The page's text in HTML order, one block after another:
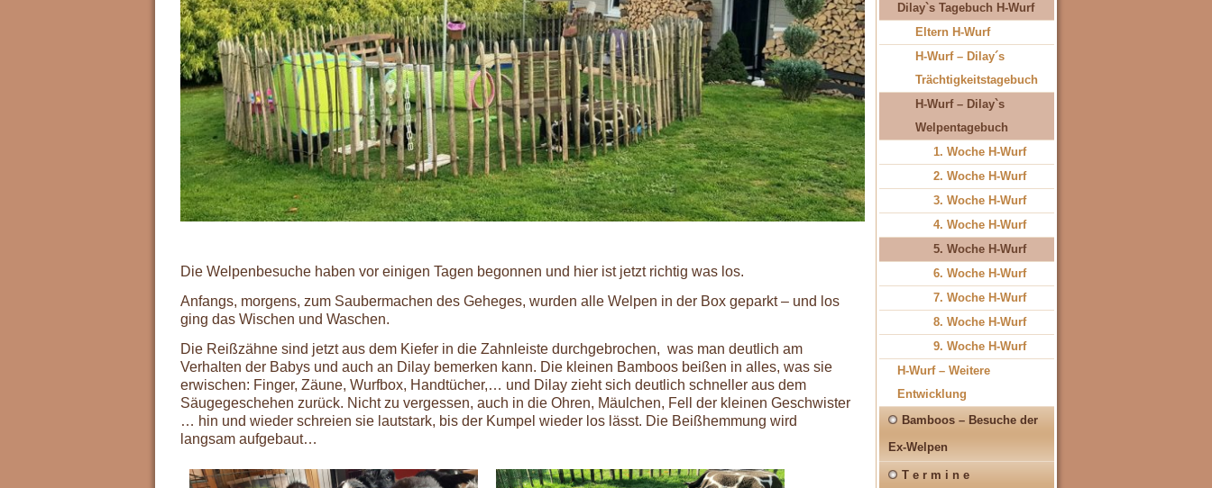
Die Welpenbesuche haben vor einigen Tagen begonnen und hier ist jetzt richtig was los.
Anfangs, morgens, zum Saubermachen des Geheges, wurden alle Welpen in der Box geparkt – und los
ging das Wischen und Waschen.
Die Reißzähne sind jetzt aus dem Kiefer in die Zahnleiste durchgebrochen, was man deutlich am
Verhalten der Babys und auch an Dilay bemerken kann. Die kleinen Bamboos beißen in alles, was sie
erwischen: Finger, Zäune, Wurfbox, Handtücher,… und Dilay zieht sich deutlich schneller aus dem
Säugegeschehen zurück. Nicht zu vergessen, auch in die Ohren, Mäulchen, Fell der kleinen Geschwister
… hin und wieder schreien sie lautstark, bis der Kumpel wieder los lässt. Die Beißhemmung wird
langsam aufgebaut…
Dilay`s Tagebuch H-Wurf
Eltern H-Wurf
H-Wurf – Dilay´s
Trächtigkeitstagebuch
H-Wurf – Dilay`s
Welpentagebuch
1. Woche H-Wurf
2. Woche H-Wurf
3. Woche H-Wurf
4. Woche H-Wurf
5. Woche H-Wurf
6. Woche H-Wurf
7. Woche H-Wurf
8. Woche H-Wurf
9. Woche H-Wurf
H-Wurf – Weitere
Entwicklung
Bamboos – Besuche der
Ex-Welpen
T e r m i n e